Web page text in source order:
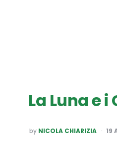
La Luna e
POSTED
BY
by NICOLA CHIARIZIA 19